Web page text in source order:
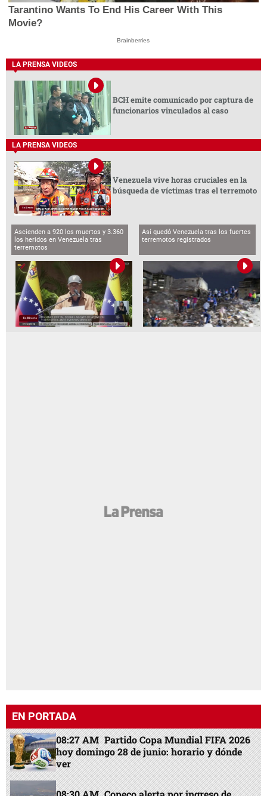
Tarantino Wants To End His Career With This
Movie?
Brainberries
LA PRENSA VIDEOS
BCH emite comunicado por captura de
funcionarios vinculados al caso
LA PRENSA VIDEOS
Venezuela vive horas cruciales en la
búsqueda de víctimas tras el terremoto
Ascienden a 920 los muertos y 3.360
los heridos en Venezuela tras
terremotos
Así quedó Venezuela tras los fuertes
terremotos registrados
EN PORTADA
08:27 AM Partido Copa Mundial FIFA 2026
hoy domingo 28 de junio: horario y dónde
ver